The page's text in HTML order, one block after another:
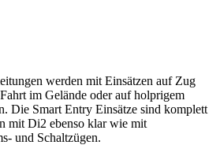
werden mit Einsätzen auf Zug
im Gelände oder auf holprigem
Die Smart Entry Einsätze sind komplett
mit Di2 ebenso klar wie mit
und Schaltzügen.